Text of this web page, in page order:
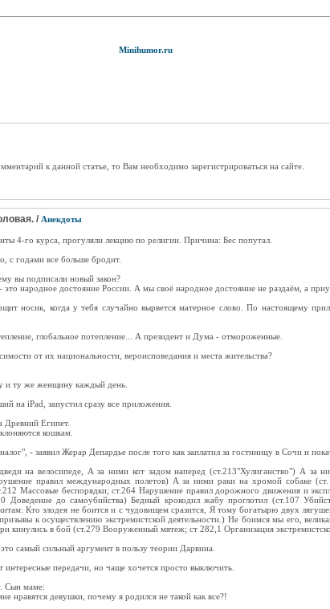
Minihumor.ru
к данной статье, то Вам необходимо зарегистрироваться на сайте.
/ Анекдоты
4-го курса, прогуляли лекцию по религии. Причина: Бес попутал.
с годами все больше бродит.
вы подписали новый закон?
народное достояние России. А мы своё народное достояние не раздаём, а
носик, когда у тебя случайно вырвется матерное слово. По настоящему
глобальное потепление... А президент и Дума - отмороженные.
от их национальности, вероисповедания и места жительства?
и ту же женщину каждый день.
на iPad, запустил сразу все приложения.
Древний Египет.
кошкам.
- заявил Жерар Депардье после того как заплатил за гостиницу в Сочи и
на велосипеде, А за ними кот задом наперед (ст.213"Хулиганство") А за
правил международных полетов) А за ними раки на хромой собаке
Массовые беспорядки; ст.264 Нарушение правил дорожного движения и
Доведение до самоубийства) Бедный крокодил жабу проглотил (ст.107
Кто злодея не боится и с чудовищем сразится, Я тому богатырю двух
к осуществлению экстремистской деятельности.) Не боимся мы его,
кинулись в бой (ст.279 Вооруженный мятеж; ст 282,1 Организация
самый сильный аргумент в пользу теории Дарвина.
передачи, но чаще хочется просто выключить.
Сын маме:
нравятся девушки, почему я родился не такой как все?!